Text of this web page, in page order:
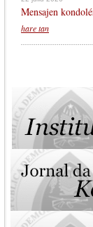
Mensajen
hare tan